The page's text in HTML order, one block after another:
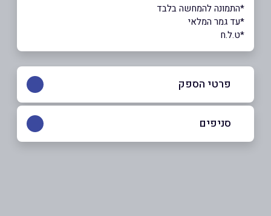
*התמונה להמחשה בלבד
*עד גמר המלאי
*ט.ל.ח
פרטי הספק
סניפים